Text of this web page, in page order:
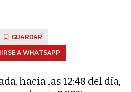
GUARDAR
A WHATSAPP
hacia las 12:48 del día,